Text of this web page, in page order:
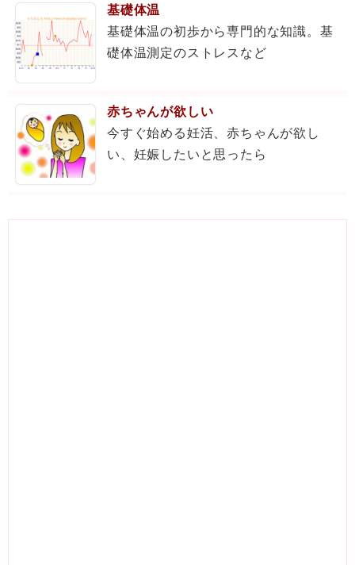
基礎体温
基礎体温の初歩から専門的な知識。基
礎体温測定のストレスなど
赤ちゃんが欲しい
今すぐ始める妊活、赤ちゃんが欲し
い、妊娠したいと思ったら